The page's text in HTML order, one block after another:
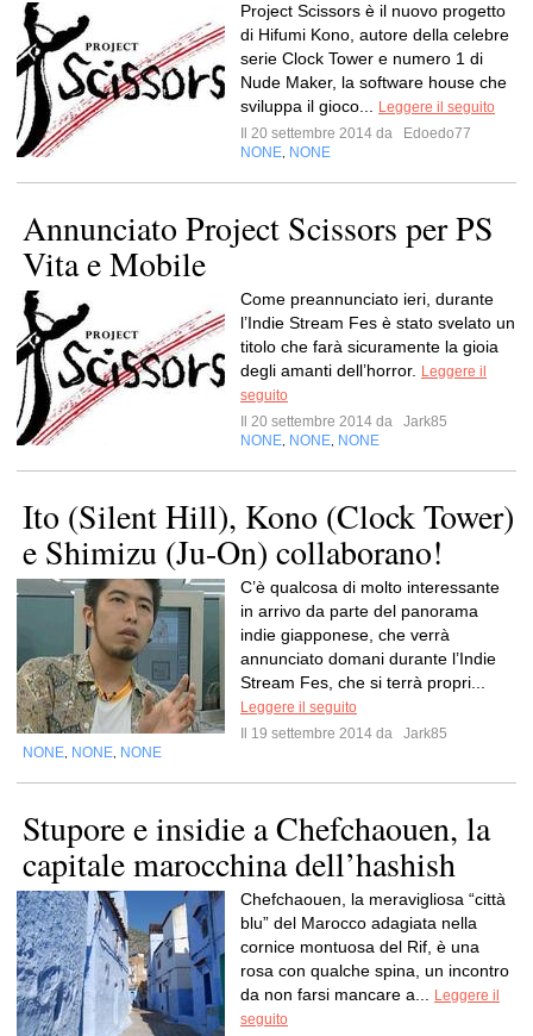
Project Scissors è il nuovo progetto
di Hifumi Kono, autore della celebre
serie Clock Tower e numero 1 di
Nude Maker, la software house che
sviluppa il gioco...
Leggere il seguito
Il 20 settembre 2014 da
Edoedo77
NONE NONE
Annunciato Project Scissors per PS
Vita e Mobile
Come preannunciato ieri, durante
l’Indie Stream Fes è stato svelato un
titolo che farà sicuramente la gioia
degli amanti dell’horror.
Leggere il
seguito
Il 20 settembre 2014 da
Jark85
NONE NONE NONE
Ito (Silent Hill), Kono (Clock Tower)
e Shimizu (Ju-On) collaborano!
C’è qualcosa di molto interessante
in arrivo da parte del panorama
indie giapponese, che verrà
annunciato domani durante l’Indie
Stream Fes, che si terrà propri...
Leggere il seguito
Il 19 settembre 2014 da
Jark85
NONE NONE NONE
Stupore e insidie a Chefchaouen, la
capitale marocchina dell’hashish
Chefchaouen, la meravigliosa “città
blu” del Marocco adagiata nella
cornice montuosa del Rif, è una
rosa con qualche spina, un incontro
da non farsi mancare a...
Leggere il
seguito